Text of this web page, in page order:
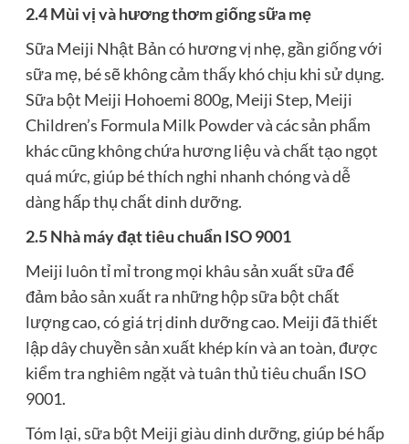
2.4 Mùi vị và hương thơm giống sữa mẹ
Sữa Meiji Nhật Bản có hương vị nhẹ, gần giống với
sữa mẹ, bé sẽ không cảm thấy khó chịu khi sử dụng.
Sữa bột Meiji Hohoemi 800g, Meiji Step, Meiji
Children’s Formula Milk Powder và các sản phẩm
khác cũng không chứa hương liệu và chất tạo ngọt
quá mức, giúp bé thích nghi nhanh chóng và dễ
dàng hấp thụ chất dinh dưỡng.
2.5 Nhà máy đạt tiêu chuẩn ISO 9001
Meiji luôn tỉ mỉ trong mọi khâu sản xuất sữa để
đảm bảo sản xuất ra những hộp sữa bột chất
lượng cao, có giá trị dinh dưỡng cao. Meiji đã thiết
lập dây chuyền sản xuất khép kín và an toàn, được
kiểm tra nghiêm ngặt và tuân thủ tiêu chuẩn ISO
9001.
Tóm lại, sữa bột Meiji giàu dinh dưỡng, giúp bé hấp